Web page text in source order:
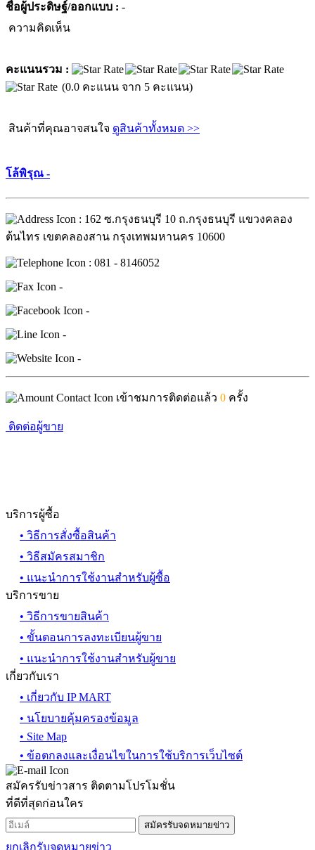
ชื่อผู้ประดิษฐ์/ออกแบบ : -
ความคิดเห็น
คะแนนรวม :
(0.0 คะแนน จาก 5 คะแนน)
สินค้าที่คุณอาจสนใจ ดูสินค้าทั้งหมด >>
โล้พิรุณ -
: 162 ซ.กรุงธนบุรี 10 ถ.กรุงธนบุรี แขวงคลอง
ต้นไทร เขตคลองสาน กรุงเทพมหานคร 10600
: 081 - 8146052
-
-
-
-
เข้าชมการติดต่อแล้ว 0 ครั้ง
ติดต่อผู้ขาย
บริการผู้ซื้อ
• วิธีการสั่งซื้อสินค้า
• วิธีสมัครสมาชิก
• แนะนำการใช้งานสำหรับผู้ซื้อ
บริการขาย
• วิธีการขายสินค้า
• ขั้นตอนการลงทะเบียนผู้ขาย
• แนะนำการใช้งานสำหรับผู้ขาย
เกี่ยวกับเรา
• เกี่ยวกับ IP MART
• นโยบายคุ้มครองข้อมูล
• Site Map
• ข้อตกลงและเงื่อนไขในการใช้บริการเว็บไซต์
สมัครรับข่าวสาร ติดตามโปรโมชั่น
ที่ดีที่สุดก่อนใคร
สมัครรับจดหมายข่าว
ยกเลิกรับจดหมายข่าว